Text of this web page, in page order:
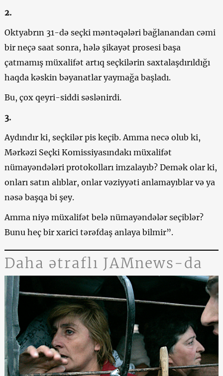
2.
Oktyabrın 31-də seçki məntəqələri bağlanandan cəmi
bir neçə saat sonra, hələ şikayət prosesi başa
çatmamış müxalifət artıq seçkilərin saxtalaşdırıldığı
haqda kəskin bəyanatlar yaymağa başladı.
Bu, çox qeyri-siddi səslənirdi.
3.
Aydındır ki, seçkilər pis keçib. Amma necə olub ki,
Mərkəzi Seçki Komissiyasındakı müxalifət
nümayəndələri protokolları imzalayıb? Demək olar ki,
onları satın alıblar, onlar vəziyyəti anlamayıblar və ya
nəsə başqa bi şey.
Amma niyə müxalifət belə nümayəndələr seçiblər?
Bunu heç bir xarici tərəfdaş anlaya bilmir”.
Daha ətraflı JAMnews-da